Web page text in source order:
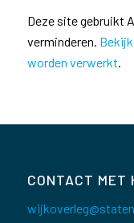
Deze site gebruikt
verminderen.
worden verwerkt.
CONTACT MET